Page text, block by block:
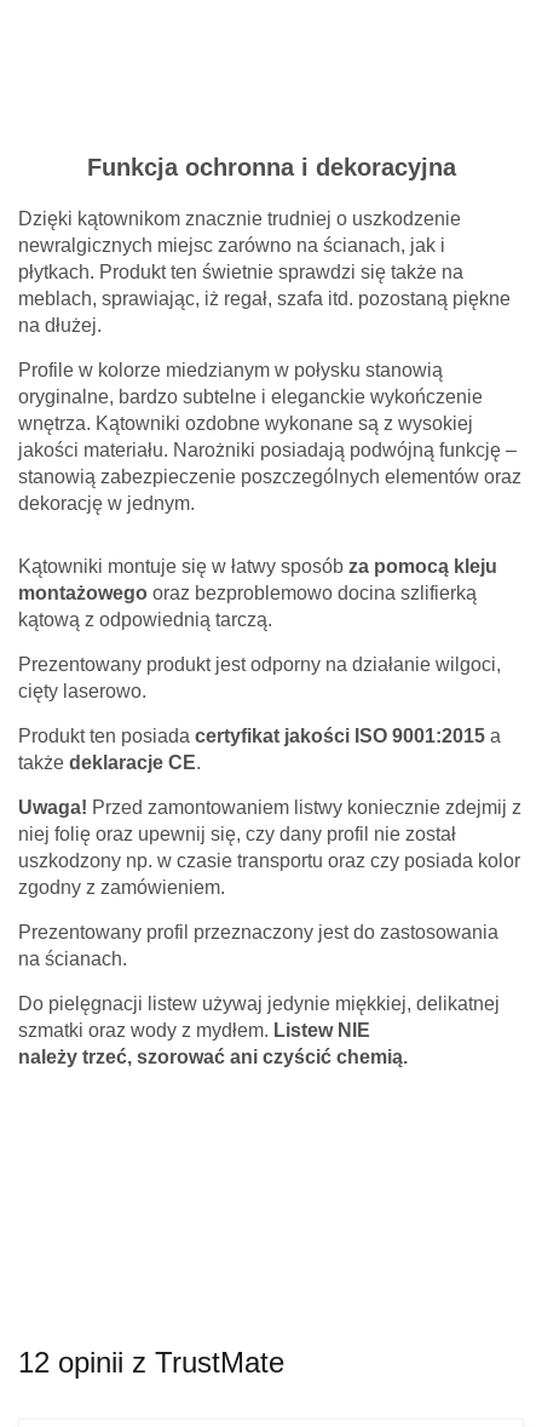
Funkcja ochronna i dekoracyjna
Dzięki kątownikom znacznie trudniej o uszkodzenie
newralgicznych miejsc zarówno na ścianach, jak i
płytkach. Produkt ten świetnie sprawdzi się także na
meblach, sprawiając, iż regał, szafa itd. pozostaną piękne
na dłużej.
Profile w kolorze miedzianym w połysku stanowią
oryginalne, bardzo subtelne i eleganckie wykończenie
wnętrza. Kątowniki ozdobne wykonane są z wysokiej
jakości materiału. Narożniki posiadają podwójną funkcję –
stanowią zabezpieczenie poszczególnych elementów oraz
dekorację w jednym.
Kątowniki montuje się w łatwy sposób za pomocą kleju
montażowego oraz bezproblemowo docina szlifierką
kątową z odpowiednią tarczą.
Prezentowany produkt jest odporny na działanie wilgoci,
cięty laserowo.
Produkt ten posiada certyfikat jakości ISO 9001:2015 a
także deklaracje CE.
Uwaga! Przed zamontowaniem listwy koniecznie zdejmij z
niej folię oraz upewnij się, czy dany profil nie został
uszkodzony np. w czasie transportu oraz czy posiada kolor
zgodny z zamówieniem.
Prezentowany profil przeznaczony jest do zastosowania
na ścianach.
Do pielęgnacji listew używaj jedynie miękkiej, delikatnej
szmatki oraz wody z mydłem. Listew NIE
należy trzeć, szorować ani czyścić chemią.
12 opinii z TrustMate